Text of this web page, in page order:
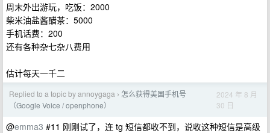
周末外出游玩，吃饭：2000
柴米油盐酱醋茶：5000
手机话费：200
还有各种杂七杂八费用
估计每天一千二
Replied to a topic by annoygaga › 怎么获得美国手机号
（Google Voice / openphone）
2024 年 8 月
30 日
@emma3 #11 刚刚试了，连 tg 短信都收不到，说收这种短信是高级